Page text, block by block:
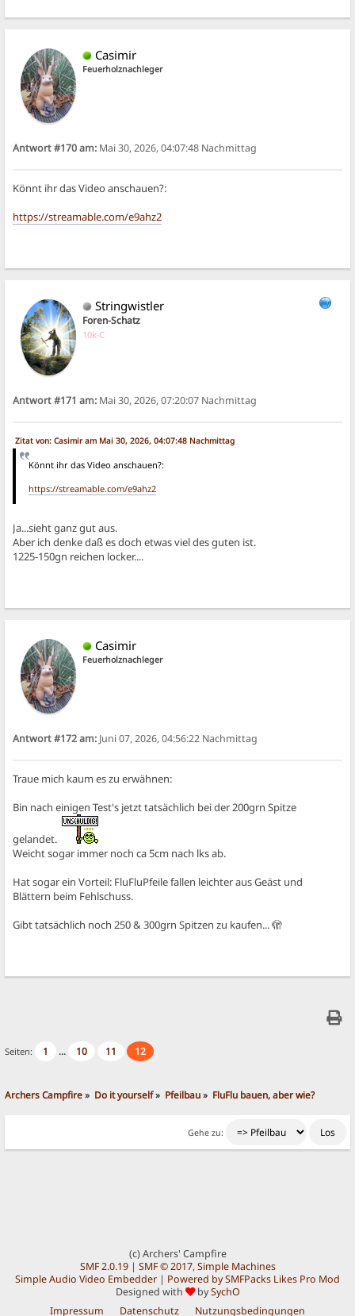
Casimir
Feuerholznachleger
Antwort #170 am: Mai 30, 2026, 04:07:48 Nachmittag
Könnt ihr das Video anschauen?:
https://streamable.com/e9ahz2
Stringwistler
Foren-Schatz
10k-C
Antwort #171 am: Mai 30, 2026, 07:20:07 Nachmittag
Zitat von: Casimir am Mai 30, 2026, 04:07:48 Nachmittag
Könnt ihr das Video anschauen?:
https://streamable.com/e9ahz2
Ja...sieht ganz gut aus.
Aber ich denke daß es doch etwas viel des guten ist.
1225-150gn reichen locker....
Casimir
Feuerholznachleger
Antwort #172 am: Juni 07, 2026, 04:56:22 Nachmittag
Traue mich kaum es zu erwähnen:
Bin nach einigen Test's jetzt tatsächlich bei der 200grn Spitze
gelandet.
Weicht sogar immer noch ca 5cm nach lks ab.
Hat sogar ein Vorteil: FluFluPfeile fallen leichter aus Geäst und
Blättern beim Fehlschuss.
Gibt tatsächlich noch 250 & 300grn Spitzen zu kaufen... 🫣
Seiten: 1 ... 10 11 12
Archers Campfire» Do it yourself» Pfeilbau» FluFlu bauen, aber wie?
Gehe zu:
(c) Archers' Campfire
SMF 2.0.19| SMF © 2017,Simple Machines
Simple Audio Video Embedder | Powered by SMFPacks Likes Pro Mod
Designed with
bySychO
Impressum
Datenschutz Nutzungsbedingungen